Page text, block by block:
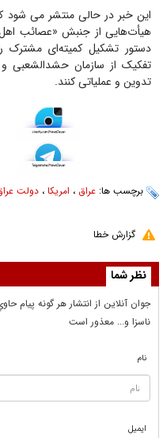
این خبر در حالی منتشر می شود
هیأت‌هایی از جنبش «عصائب
دستور تشکیل کمیته‌ای مشترک
تفکیک از سازمان
تدوین و عملیاتی کنند.
برچسب ها: عراق ، امریکا ، دولت
گزارش خطا
نظر شما
جوان آنلاين از انتشار هر گونه پيام
ناسزا و... معذور است
نام
ایمیل